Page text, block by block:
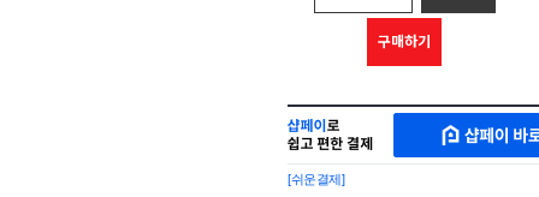
구매하기
MAKESHOP
SHOPPAY
로
간
페
이
[쉬운결제]